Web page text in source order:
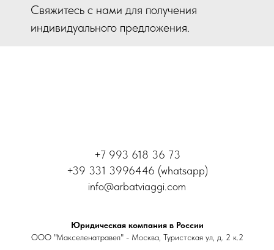
Свяжитесь с нами для получения
индивидуального предложения.
+7 993 618 36 73
+39 331 3996446 (whatsapp)
info@arbatviaggi.com
Юридическая компания в России
ООО "Макселенатравел" - Москва, Туристская ул, д. 2 к.2